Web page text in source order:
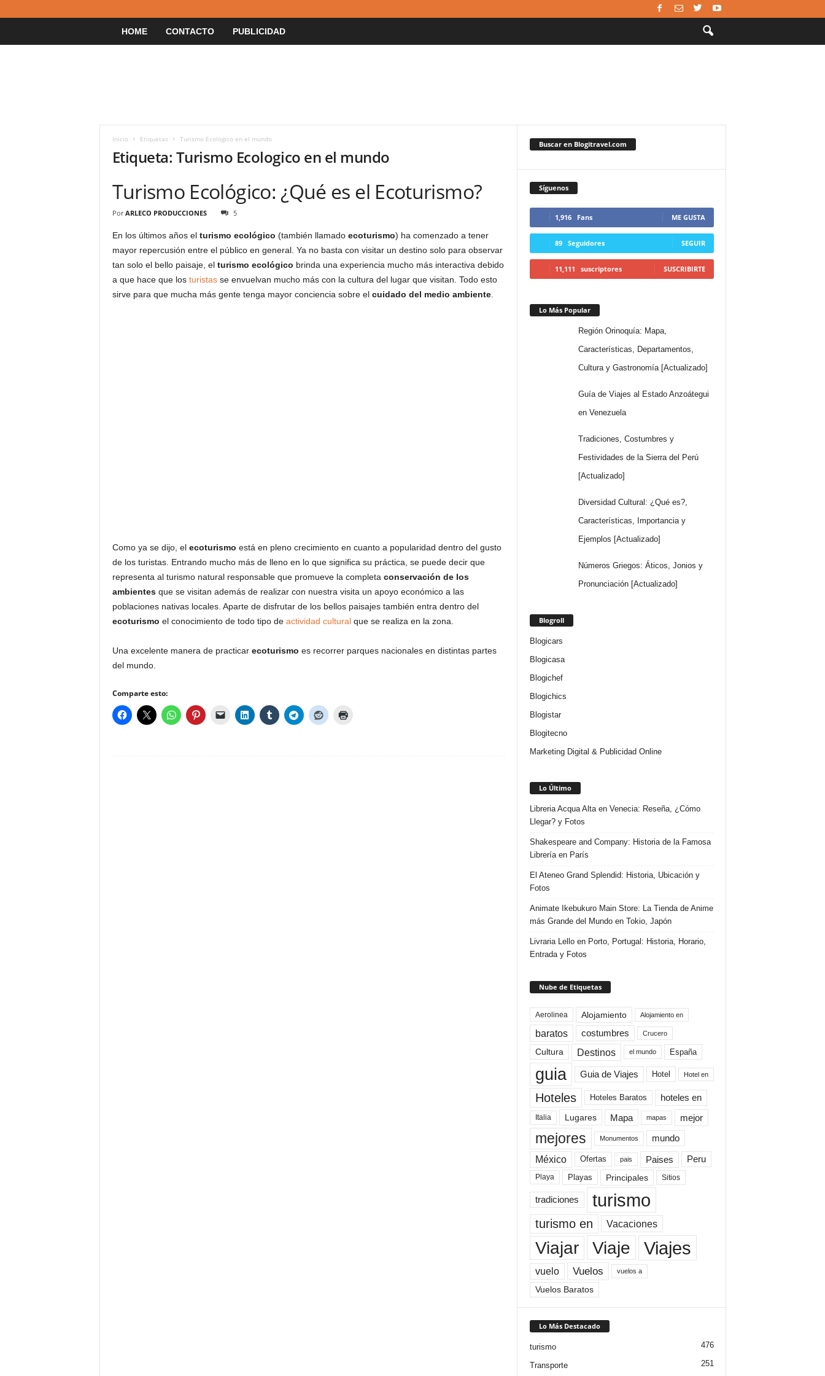
HOME CONTACTO PUBLICIDAD
Inicio Etiquetas Turismo Ecologico en el mundo
Etiqueta: Turismo Ecologico en el mundo
Turismo Ecológico: ¿Qué es el Ecoturismo?
Por ARLECO PRODUCCIONES 5
En los últimos años el turismo ecológico (también llamado ecoturismo) ha comenzado a tener
mayor repercusión entre el público en general. Ya no basta con visitar un destino solo para observar
tan solo el bello paisaje, el turismo ecológico brinda una experiencia mucho más interactiva debido
a que hace que los turistasse envuelvan mucho más con la cultura del lugar que visitan. Todo esto
sirve para que mucha más gente tenga mayor conciencia sobre el cuidado del medio ambiente.
Como ya se dijo, el ecoturismo está en pleno crecimiento en cuanto a popularidad dentro del gusto
de los turistas. Entrando mucho más de lleno en lo que significa su práctica, se puede decir que
representa al turismo natural responsable que promueve la completa conservación de los
ambientesque se visitan además de realizar con nuestra visita un apoyo económico a las
poblaciones nativas locales. Aparte de disfrutar de los bellos paisajes también entra dentro del
ecoturismo el conocimiento de todo tipo de actividad culturalque se realiza en la zona.
Una excelente manera de practicar ecoturismo es recorrer parques nacionales en distintas partes
del mundo.
Comparte esto:
Buscar en Blogitravel.com
Síguenos
1,916 Fans ME GUSTA
89 Seguidores SEGUIR
11,111 suscriptores SUSCRIBIRTE
Lo Más Popular
Región Orinoquía: Mapa,
Características, Departamentos,
Cultura y Gastronomía [Actualizado]
Guía de Viajes al Estado Anzoátegui
en Venezuela
Tradiciones, Costumbres y
Festividades de la Sierra del Perú
[Actualizado]
Diversidad Cultural: ¿Qué es?,
Características, Importancia y
Ejemplos [Actualizado]
Números Griegos: Áticos, Jonios y
Pronunciación [Actualizado]
Blogroll
Blogicars
Blogicasa
Blogichef
Blogichics
Blogistar
Blogitecno
Marketing Digital & Publicidad Online
Lo Último
Libreria Acqua Alta en Venecia: Reseña, ¿Cómo
Llegar? y Fotos
Shakespeare and Company: Historia de la Famosa
Librería en París
El Ateneo Grand Splendid: Historia, Ubicación y
Fotos
Animate Ikebukuro Main Store: La Tienda de Anime
más Grande del Mundo en Tokio, Japón
Livraria Lello en Porto, Portugal: Historia, Horario,
Entrada y Fotos
Nube de Etiquetas
Aerolinea Alojamiento Alojamiento en
baratos costumbres Crucero
Cultura Destinos el mundo España
guia Guia de Viajes Hotel Hotel en
Hoteles Hoteles Baratos hoteles en
Italia Lugares Mapa mapas mejor
mejores Monumentos mundo
México Ofertas pais Paises Peru
Playa Playas Principales Sitios
tradiciones turismo
turismo en Vacaciones
Viajar Viaje Viajes
vuelo Vuelos vuelos a
Vuelos Baratos
Lo Más Destacado
turismo 476
Transporte 251